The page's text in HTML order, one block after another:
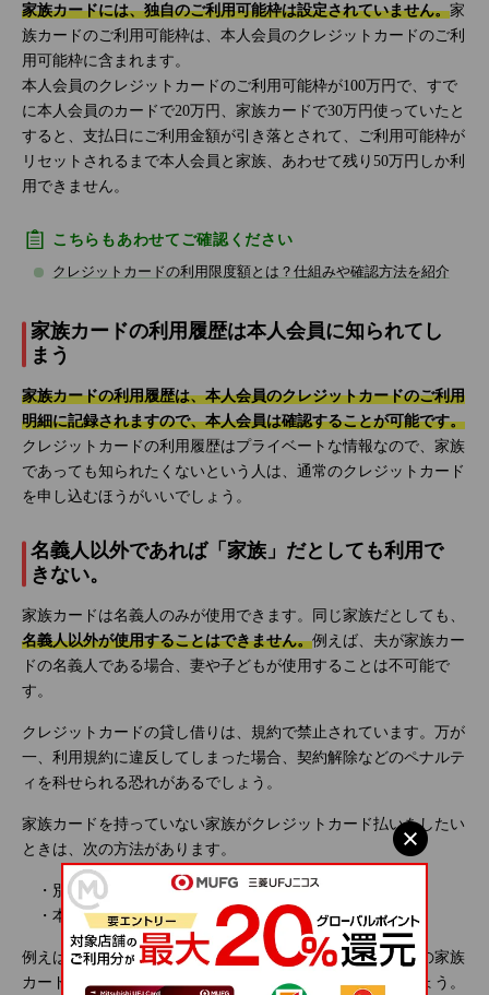
家族カードには、独自のご利用可能枠は設定されていません。家
族カードのご利用可能枠は、本人会員のクレジットカードのご利
用可能枠に含まれます。
本人会員のクレジットカードのご利用可能枠が100万円で、すで
に本人会員のカードで20万円、家族カードで30万円使っていたと
すると、支払日にご利用金額が引き落とされて、ご利用可能枠が
リセットされるまで本人会員と家族、あわせて残り50万円しか利
用できません。
こちらもあわせてご確認ください
クレジットカードの利用限度額とは？仕組みや確認方法を紹介
家族カードの利用履歴は本人会員に知られてし
まう
家族カードの利用履歴は、本人会員のクレジットカードのご利用
明細に記録されますので、本人会員は確認することが可能です。
クレジットカードの利用履歴はプライベートな情報なので、家族
であっても知られたくないという人は、通常のクレジットカード
を申し込むほうがいいでしょう。
名義人以外であれば「家族」だとしても利用で
きない。
家族カードは名義人のみが使用できます。同じ家族だとしても、
名義人以外が使用することはできません。例えば、夫が家族カー
ドの名義人である場合、妻や子どもが使用することは不可能で
す。
クレジットカードの貸し借りは、規約で禁止されています。万が
一、利用規約に違反してしまった場合、契約解除などのペナルテ
ィを科せられる恐れがあるでしょう。
家族カードを持っていない家族がクレジットカード払いをしたい
ときは、次の方法があります。
・別途家族カードを発行する
・本人名義のクレジットカードを新しく発行する
例えば、子どもにクレジットカードを与える場合、妻や夫の家族
カードを貸し出すのではなく別途家族カードを発行しましょう。